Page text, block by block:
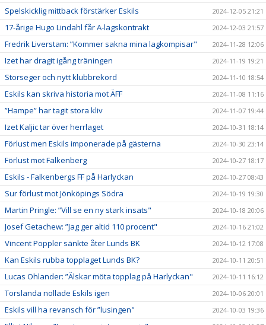
Spelskicklig mittback förstärker Eskils 2024-12-05 21:21
17-årige Hugo Lindahl får A-lagskontrakt 2024-12-03 21:57
Fredrik Liverstam: ”Kommer sakna mina lagkompisar" 2024-11-28 12:06
Izet har dragit igång träningen 2024-11-19 19:21
Storseger och nytt klubbrekord 2024-11-10 18:54
Eskils kan skriva historia mot ÄFF 2024-11-08 11:16
”Hampe” har tagit stora kliv 2024-11-07 19:44
Izet Kaljic tar över herrlaget 2024-10-31 18:14
Förlust men Eskils imponerade på gästerna 2024-10-30 23:14
Förlust mot Falkenberg 2024-10-27 18:17
Eskils - Falkenbergs FF på Harlyckan 2024-10-27 08:43
Sur förlust mot Jönköpings Södra 2024-10-19 19:30
Martin Pringle: ”Vill se en ny stark insats" 2024-10-18 20:06
Josef Getachew: ”Jag ger altid 110 procent" 2024-10-16 21:02
Vincent Poppler sänkte åter Lunds BK 2024-10-12 17:08
Kan Eskils rubba topplaget Lunds BK? 2024-10-11 20:51
Lucas Ohlander: ”Älskar möta topplag på Harlyckan" 2024-10-11 16:12
Torslanda nollade Eskils igen 2024-10-06 20:01
Eskils vill ha revansch för ”lusingen" 2024-10-03 19:36